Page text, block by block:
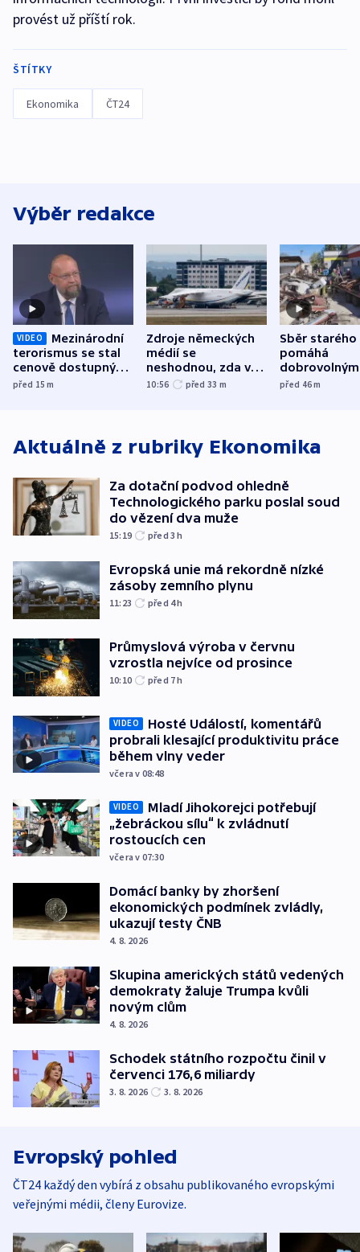
provést už příští rok.
ŠTÍTKY
Ekonomika ČT24
Výběr redakce
VIDEO
Mezinárodní
terorismus se stal
cenově dostupným,
varuje Bartošek
před 15m
Zdroje německých
médií se
neshodnou, zda v
letadle ohroženém
10:56 před 33 m
Sběr starého
pomáhá
dobrovolným
hasičům
před 46m
Aktuálně z rubriky Ekonomika
Za dotační podvod ohledně
Technologického parku poslal soud
do vězení dva muže
15:19 před 3h
Evropská unie má rekordně nízké
zásoby zemního plynu
11:23 před 4h
Průmyslová výroba v červnu
vzrostla nejvíce od prosince
10:10 před 7h
VIDEO
Hosté Událostí, komentářů
probrali klesající produktivitu práce
během vlny veder
včera v 08:48
VIDEO
Mladí Jihokorejci potřebují
„žebráckou sílu“ k zvládnutí
rostoucích cen
včera v 07:30
Domácí banky by zhoršení
ekonomických podmínek zvládly,
ukazují testy ČNB
4. 8. 2026
Skupina amerických států vedených
demokraty žaluje Trumpa kvůli
novým clům
4. 8. 2026
Schodek státního rozpočtu činil v
červenci 176,6 miliardy
3. 8. 2026 3. 8. 2026
Evropský pohled
ČT24 každý den vybírá z obsahu publikovaného evropskými
veřejnými médii, členy Eurovize.